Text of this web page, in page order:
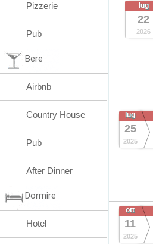
lug
22
2026
lug
25
2025
ott
11
2025
Pizzerie
Pub
Bere
Airbnb
Country House
Pub
After Dinner
Dormire
Hotel